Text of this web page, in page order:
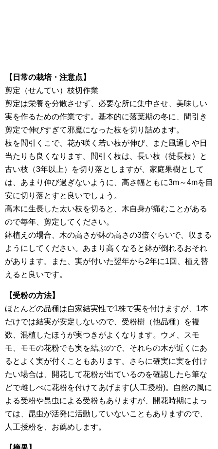
【日常の栽培・注意点】
剪定（せんてい）枝切作業
剪定は栄養を分散させず、必要な所に集中させ、美味しい
実を作るための作業です。基本的に落葉期の冬に、間引き
剪定で伸びすぎて邪魔になった枝を切り詰めます。
枝を間引くこで、花が咲く若い枝が伸び、また風通しや日
当たりも良くなります。間引く枝は、長い枝（徒長枝）と
古い枝（3年以上）を切り落としますが、家庭果樹として
は、あまり伸び過ぎないように、高さ幅ともに3m～4mを目
安に切り落とすと良いでしょう。
高木に生長した太い枝を切ると、木自身が痛むことがある
ので毎年、剪定してください。
鉢植えの場合、木の高さが鉢の高さの3倍ぐらいで、収まる
ようにしてください。あまり高くなると鉢が倒れるおそれ
があります。また、実が付いた翌年から2年に1回、植え替
えると良いです。
【受粉の方法】
ほとんどの品種は自家結実性で1株で実を付けますが、1本
だけでは結実が安定しないので、受粉樹（他品種）を複
数、混植したほうが実つきがよくなります。ウメ、スモ
モ、モモの花粉でも実を結ぶので、それらの木が近くにあ
るとよく実が付くこともあります。さらに確実に実を付け
たい場合は、開花して花粉が出ているのを確認したら筆な
どで雌しべに花粉を付けてあげます(人工授粉)。自然の風に
よる受粉や昆虫による受粉もありますが、開花時期によっ
ては、昆虫が活発に活動していないこともありますので、
人工授粉を、お薦めします。